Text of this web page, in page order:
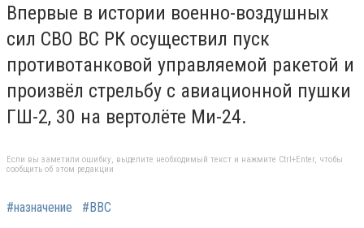
Впервые в истории военно-воздушных
сил СВО ВС РК осуществил пуск
противотанковой управляемой ракетой и
произвёл стрельбу с авиационной пушки
ГШ-2, 30 на вертолёте Ми-24.
Если вы заметили ошибку, выделите необходимый текст и нажмите Ctrl+Enter, чтобы
сообщить об этом редакции
#назначение #ВВС